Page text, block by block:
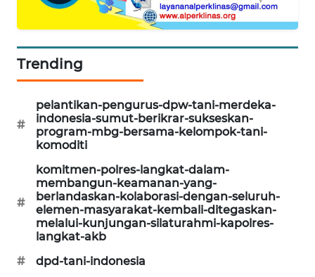
Trending
#
pelantikan-pengurus-dpw-tani-merdeka-
indonesia-sumut-berikrar-sukseskan-
program-mbg-bersama-kelompok-tani-
komoditi
#
komitmen-polres-langkat-dalam-
membangun-keamanan-yang-
berlandaskan-kolaborasi-dengan-seluruh-
elemen-masyarakat-kembali-ditegaskan-
melalui-kunjungan-silaturahmi-kapolres-
langkat-akb
#
dpd-tani-indonesia
ANUGERAH
AKHLAK
ID
PERAPKI
NEWS
SONYA
ASA
NEWS